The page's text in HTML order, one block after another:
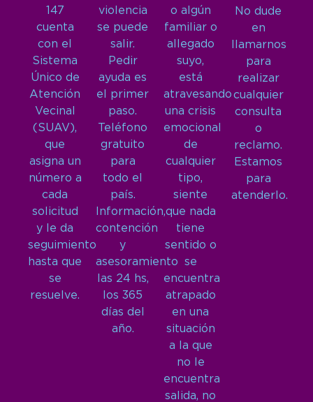
147
cuenta
con el
Sistema
Único de
Atención
Vecinal
(SUAV),
que
asigna un
número a
cada
solicitud
y le da
seguimiento
hasta que
se
resuelve.
violencia
se puede
salir.
Pedir
ayuda es
el primer
paso.
Teléfono
gratuito
para
todo el
país.
Información,
contención
y
asesoramiento
las 24 hs,
los 365
días del
año.
o algún
familiar o
allegado
suyo,
está
atravesando
una crisis
emocional
de
cualquier
tipo,
siente
que nada
tiene
sentido o
se
encuentra
atrapado
en una
situación
a la que
no le
encuentra
salida, no
No dude
en
llamarnos
para
realizar
cualquier
consulta
o
reclamo.
Estamos
para
atenderlo.